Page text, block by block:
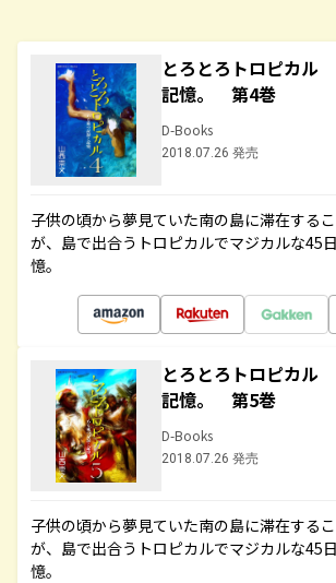
とろとろトロピカル
記憶。 第4巻
D-Books
2018.07.26 発売
子供の頃から夢見ていた南の島に滞在する
が、島で出合うトロピカルでマジカルな45
憶。
とろとろトロピカル
記憶。 第5巻
D-Books
2018.07.26 発売
子供の頃から夢見ていた南の島に滞在する
が、島で出合うトロピカルでマジカルな45
憶。